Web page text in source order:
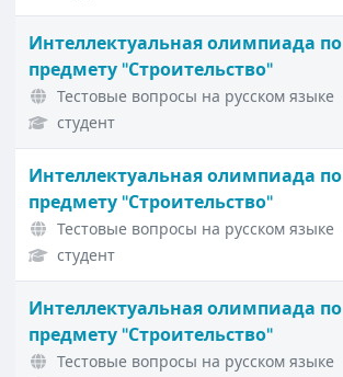
Интеллектуальная олимпиада по
предмету "Строительство"
Тестовые вопросы на русском языке
студент
Интеллектуальная олимпиада по
предмету "Строительство"
Тестовые вопросы на русском языке
студент
Интеллектуальная олимпиада по
предмету "Строительство"
Тестовые вопросы на русском языке